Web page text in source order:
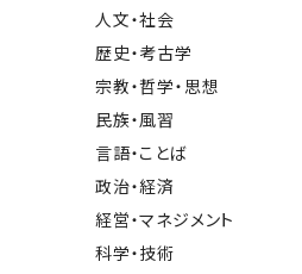
人文・社会
歴史・考古学
宗教・哲学・思想
民族・風習
言語・ことば
政治・経済
経営・マネジメント
科学・技術